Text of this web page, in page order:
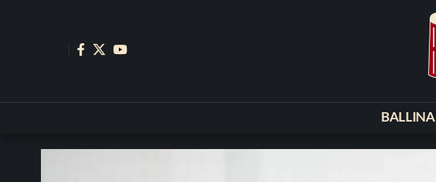
BALLINA